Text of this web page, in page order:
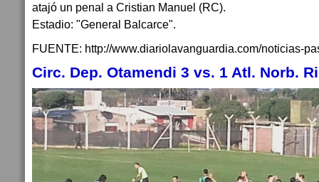
atajó un penal a Cristian Manuel (RC).
Estadio: "General Balcarce".
FUENTE: http://www.diariolavanguardia.com/noticias-
Circ. Dep. Otamendi 3 vs. 1 Atl. Norb.